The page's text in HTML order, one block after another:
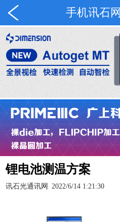
手机讯石网
锂电池测温方案
讯石光通讯网 2022/6/14 1:21:30